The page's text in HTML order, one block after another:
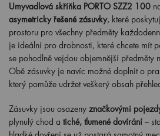
Umyvadlová skříňka PORTO SZZ2 100
asymetricky řešené zásuvky, které
prostoru pro všechny předměty
je ideální pro drobnosti, které chcete mít
se pohodlně vejdou objemnější předměty
Obě zásuvky je navíc možné doplnit o
který pomůže udržet veškerý obsah
Zásuvky jsou osazeny značkovými
plynulý chod a tiché, tlumené dovírání –